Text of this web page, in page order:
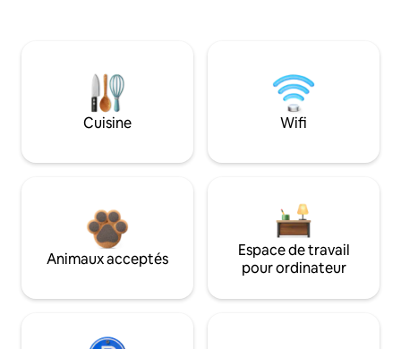
Cuisine Wifi
Animaux acceptés
Espace de travail
pour ordinateur